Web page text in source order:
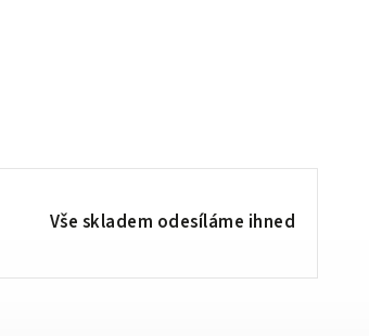
Vše skladem odesíláme ihned